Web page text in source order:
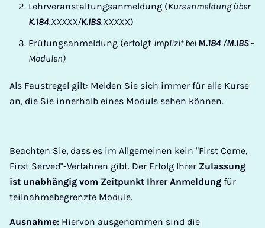
Lehrveranstaltungsanmeldung (Kursanmeldung über
K.184.XXXXX/K.IBS.XXXXX)
Prüfungsanmeldung (erfolgt implizit bei M.184./M.IBS.-
Modulen)
Als Faustregel gilt: Melden Sie sich immer für alle Kurse
an, die Sie innerhalb eines Moduls sehen können.
Beachten Sie, dass es im Allgemeinen kein "First Come,
First Served"-Verfahren gibt. Der Erfolg Ihrer Zulassung
ist unabhängig vom Zeitpunkt Ihrer Anmeldung für
teilnahmebegrenzte Module.
Ausnahme: Hiervon ausgenommen sind die